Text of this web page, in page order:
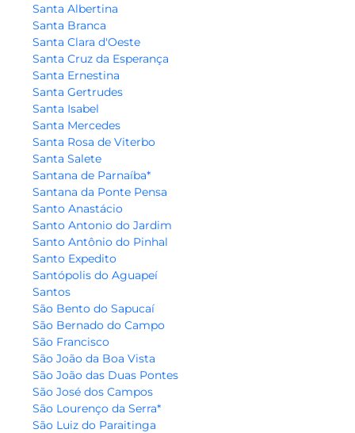
Santa Albertina
Santa Branca
Santa Clara d'Oeste
Santa Cruz da Esperança
Santa Ernestina
Santa Gertrudes
Santa Isabel
Santa Mercedes
Santa Rosa de Viterbo
Santa Salete
Santana de Parnaíba*
Santana da Ponte Pensa
Santo Anastácio
Santo Antonio do Jardim
Santo Antônio do Pinhal
Santo Expedito
Santópolis do Aguapeí
Santos
São Bento do Sapucaí
São Bernado do Campo
São Francisco
São João da Boa Vista
São João das Duas Pontes
São José dos Campos
São Lourenço da Serra*
São Luiz do Paraitinga